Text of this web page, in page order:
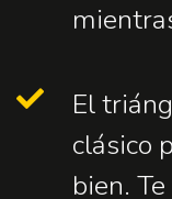
El
clásico
bien.